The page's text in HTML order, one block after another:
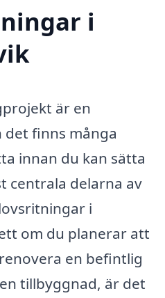
i
är en
det finns många
innan du kan sätta
centrala delarna av
i
om du planerar att
en befintlig
tillbyggnad, är det